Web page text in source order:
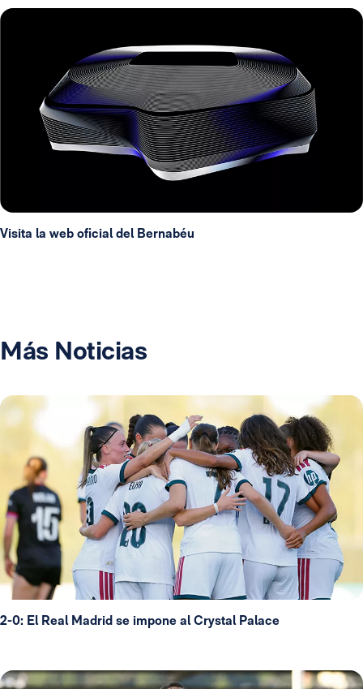
Visita la web oficial del Bernabéu
Más Noticias
2-0: El Real Madrid se impone al Crystal Palace